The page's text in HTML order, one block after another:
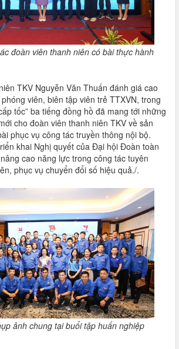
đoàn viên thanh niên có bài thực hành
TKV Nguyễn Văn Thuấn đánh giá cao
viên, biên tập viên trẻ TTXVN, trong
tốc” ba tiếng đồng hồ đã mang tới những
cho đoàn viên thanh niên TKV về sản
phục vụ công tác truyền thông nội bộ.
khai Nghị quyết của Đại hội Đoàn toàn
cao năng lực trong công tác tuyên
phục vụ chuyển đổi số hiệu quả./.
ảnh chung tại buổi tập huấn nghiệp